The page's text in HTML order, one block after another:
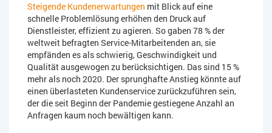
Steigende Kundenerwartungen mit Blick auf eine
schnelle Problemlösung erhöhen den Druck auf
Dienstleister, effizient zu agieren. So gaben 78 % der
weltweit befragten Service-Mitarbeitenden an, sie
empfänden es als schwierig, Geschwindigkeit und
Qualität ausgewogen zu berücksichtigen. Das sind 15 %
mehr als noch 2020. Der sprunghafte Anstieg könnte auf
einen überlasteten Kundenservice zurückzuführen sein,
der die seit Beginn der Pandemie gestiegene Anzahl an
Anfragen kaum noch bewältigen kann.